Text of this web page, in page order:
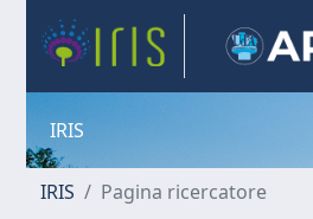
IRIS
IRIS Pagina ricercatore